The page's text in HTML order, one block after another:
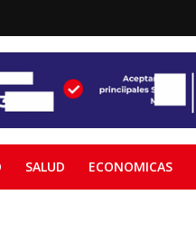
SALUD ECONOMICAS